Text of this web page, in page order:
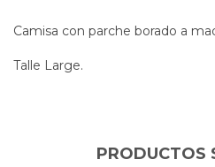
Camisa con parche borado a
Talle Large.
PRODUCTOS